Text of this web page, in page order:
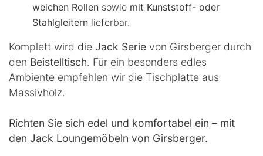
weichen Rollen sowie mit Kunststoff- oder
Stahlgleitern lieferbar.
Komplett wird die Jack Serie von Girsberger durch
den Beistelltisch. Für ein besonders edles
Ambiente empfehlen wir die Tischplatte aus
Massivholz.
Richten Sie sich edel und komfortabel ein – mit
den Jack Loungemöbeln von Girsberger.